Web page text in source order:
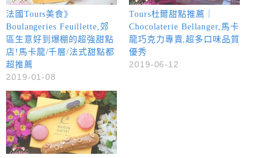
法國Tours美食》
Boulangeries Feuillette,郊
區生意好到爆棚的超強甜點
店!馬卡龍/千層/法式甜點都
超推薦
2019-01-08
Tours杜爾甜點推薦｜
Chocolaterie Bellanger,馬卡
龍巧克力專賣,超多口味品質
優秀
2019-06-12